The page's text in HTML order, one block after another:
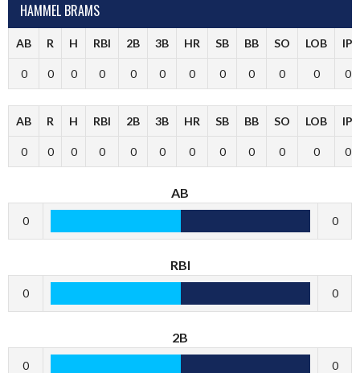
HAMMEL BRAMS
AB R H RBI 2B 3B HR SB BB SO LOB IP
0 0 0 0 0 0 0 0 0 0 0 0
AB R H RBI 2B 3B HR SB BB SO LOB IP
0 0 0 0 0 0 0 0 0 0 0 0
AB
0 0
RBI
0 0
2B
0 0